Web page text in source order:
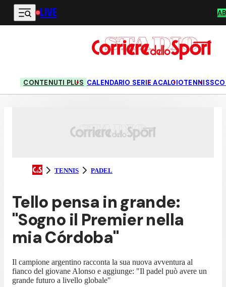
Vai al contenuto principale
LIVE
CONTENUTI PLUS CALENDARIO SERIE ACALCIOTENNIS
TENNIS PADEL
Tello pensa in grande:
"Sogno il Premier nella
mia Córdoba"
Il campione argentino racconta la sua nuova avventura al
fianco del giovane Alonso e aggiunge: "Il padel può avere un
grande futuro a livello globale"